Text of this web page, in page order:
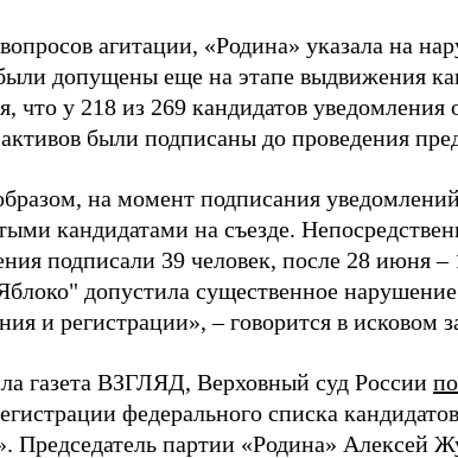
агитации, «Родина» указала на
допущены еще на этапе выдвижения
что у 218 из 269 кандидатов
были подписаны до проведения
на момент подписания
кандидатами на съезде.
подписали 39 человек, после 28 июня
допустила существенное нарушение
и регистрации», – говорится в исковом
газета ВЗГЛЯД, Верховный суд России
федерального списка
Председатель партии «Родина» Алексей